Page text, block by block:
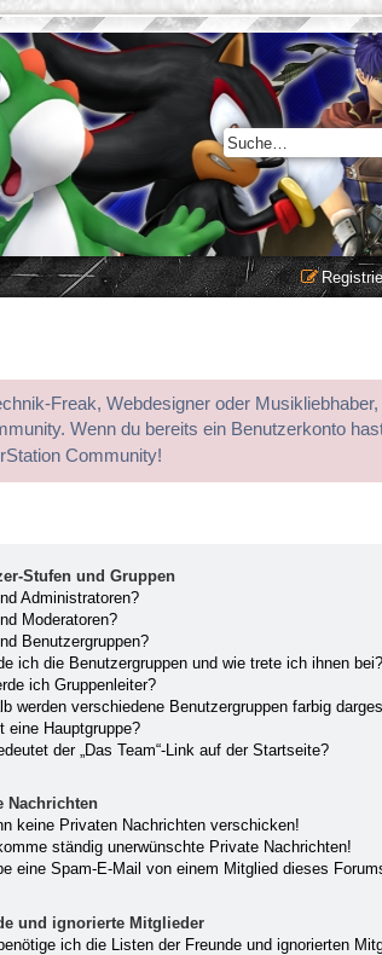
Freak, Webdesigner oder
Wenn du bereits ein Benutzerkonto
Community!
Stufen und Gruppen
Administratoren?
Moderatoren?
Benutzergruppen?
ich die Benutzergruppen und wie trete ich ihnen bei?
ich Gruppenleiter?
werden verschiedene Benutzergruppen farbig
eine Hauptgruppe?
der „Das Team“-Link auf der Startseite?
Nachrichten
keine Privaten Nachrichten verschicken!
ständig unerwünschte Private Nachrichten!
eine Spam-E-Mail von einem Mitglied dieses
und ignorierte Mitglieder
ich die Listen der Freunde und ignorierten